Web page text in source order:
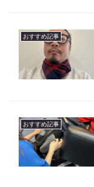
おすすめ記事
おすすめ記事